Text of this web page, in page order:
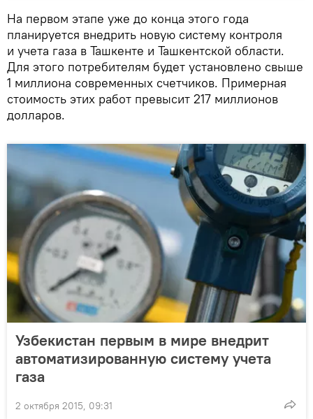
На первом этапе уже до конца этого года
планируется внедрить новую систему контроля
и учета газа в Ташкенте и Ташкентской области.
Для этого потребителям будет установлено свыше
1 миллиона современных счетчиков. Примерная
стоимость этих работ превысит 217 миллионов
долларов.
Узбекистан первым в мире внедрит
автоматизированную систему учета
газа
2 октября 2015, 09:31